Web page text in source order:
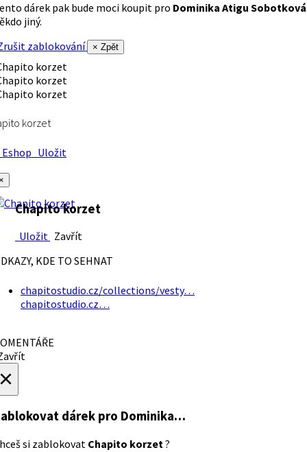
dárek pak bude moci koupit pro Dominika Atigu Sobotková
jiný.
zablokování
× Zpět
korzet
Uložit
Chapito korzet
Uložit Zavřít
KDE TO SEHNAT
chapitostudio.cz/collections/vesty…
chapitostudio.cz…
dárek pro Dominika…
si zablokovat Chapito korzet?